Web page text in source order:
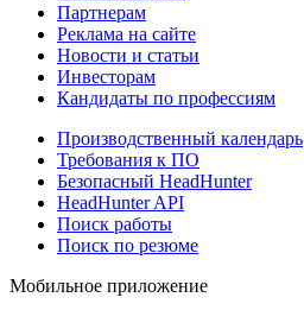
Партнерам
Реклама на сайте
Новости и статьи
Инвесторам
Кандидаты по профессиям
Производственный календарь
Требования к ПО
Безопасный HeadHunter
HeadHunter API
Поиск работы
Поиск по резюме
Мобильное приложение